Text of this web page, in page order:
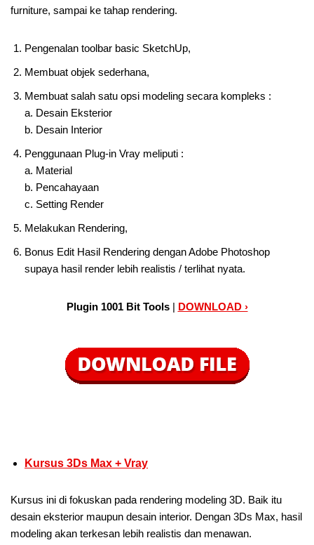
furniture, sampai ke tahap rendering.
Pengenalan toolbar basic SketchUp,
Membuat objek sederhana,
Membuat salah satu opsi modeling secara kompleks :
a. Desain Eksterior
b. Desain Interior
Penggunaan Plug-in Vray meliputi :
a. Material
b. Pencahayaan
c. Setting Render
Melakukan Rendering,
Bonus Edit Hasil Rendering dengan Adobe Photoshop
supaya hasil render lebih realistis / terlihat nyata.
Plugin 1001 Bit Tools | DOWNLOAD ›
Kursus 3Ds Max + Vray
Kursus ini di fokuskan pada rendering modeling 3D. Baik itu
desain eksterior maupun desain interior. Dengan 3Ds Max, hasil
modeling akan terkesan lebih realistis dan menawan.